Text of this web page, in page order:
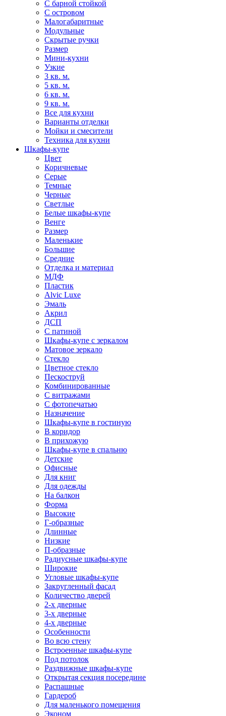
С барной стойкой
С островом
Малогабаритные
Модульные
Скрытые ручки
Размер
Мини-кухни
Узкие
3 кв. м.
5 кв. м.
6 кв. м.
9 кв. м.
Все для кухни
Варианты отделки
Мойки и смесители
Техника для кухни
Шкафы-купе
Цвет
Коричневые
Серые
Темные
Черные
Светлые
Белые шкафы-купе
Венге
Размер
Маленькие
Большие
Средние
Отделка и материал
МДФ
Пластик
Alvic Luxe
Эмаль
Акрил
ДСП
С патиной
Шкафы-купе с зеркалом
Матовое зеркало
Стекло
Цветное стекло
Пескоструй
Комбинированные
С витражами
С фотопечатью
Назначение
Шкафы-купе в гостиную
В коридор
В прихожую
Шкафы-купе в спальню
Детские
Офисные
Для книг
Для одежды
На балкон
Форма
Высокие
Г-образные
Длинные
Низкие
П-образные
Радиусные шкафы-купе
Широкие
Угловые шкафы-купе
Закругленный фасад
Количество дверей
2-х дверные
3-х дверные
4-х дверные
Особенности
Во всю стену
Встроенные шкафы-купе
Под потолок
Раздвижные шкафы-купе
Открытая секция посередине
Распашные
Гардероб
Для маленького помещения
Эконом